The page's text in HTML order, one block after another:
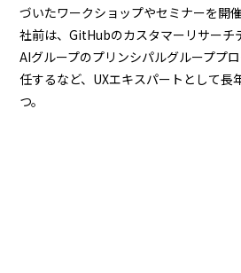
づいたワークショップやセミナーを開
社前は、GitHubのカスタマーリサーチ
AIグループのプリンシパルグループプ
任するなど、UXエキスパートとして長
つ。